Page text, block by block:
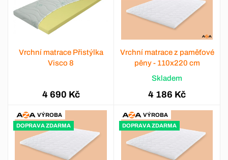
Vrchní matrace Přistýlka
Visco 8
4 690 Kč
Vrchní matrace z paměťové
pěny - 110x220 cm
Skladem
4 186 Kč
VÝROBA
DOPRAVA ZDARMA
VÝROBA
DOPRAVA ZDARMA